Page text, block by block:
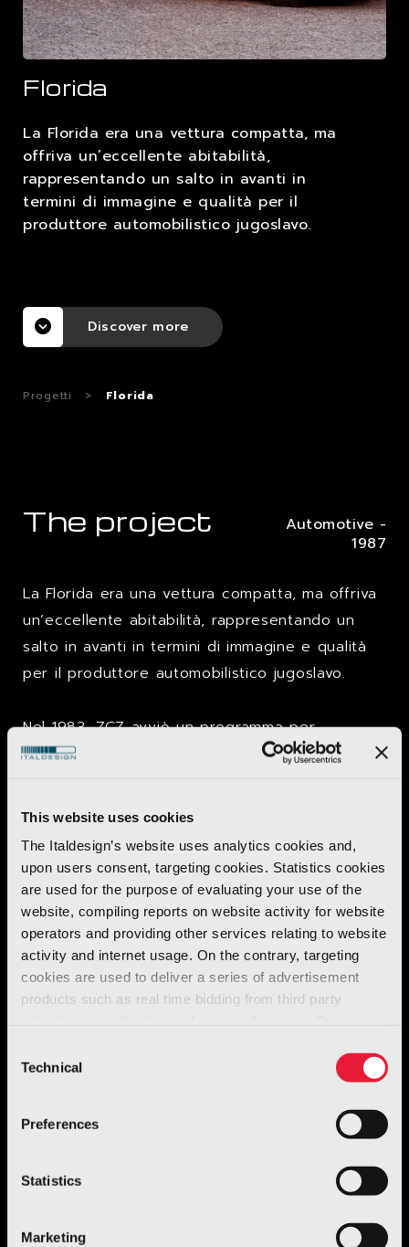
This website uses cookies
The Italdesign’s website uses analytics cookies and,
upon users consent, targeting cookies. Statistics cookies
are used for the purpose of evaluating your use of the
website, compiling reports on website activity for website
operators and providing other services relating to website
activity and internet usage. On the contrary, targeting
cookies are used to deliver a series of advertisement
products such as real time bidding from third party
Selection
Technical
Preferences
Statistics
Marketing
LAVORA CON NOI
Florida
La Florida era una vettura compatta, ma
offriva un’eccellente abitabilità,
rappresentando un salto in avanti in
termini di immagine e qualità per il
produttore automobilistico jugoslavo.
Discover more
Progetti > Florida
The project
Automotive -
1987
La Florida era una vettura compatta, ma offriva
un’eccellente abitabilità, rappresentando un
salto in avanti in termini di immagine e qualità
per il produttore automobilistico jugoslavo.
Nel 1983, ZCZ avviò un programma per
introdurre il successore della
Yugo, il mini
sulla piattaforma e meccanica della
Italdesignè stato coinvolto neldesign , nella
pianificazione, nel prototipaggioe nello
sviluppodel nuovo mini jugoslavo.
Una berlina a cinque porte nella stessa
categoria della Ritmo/Golf, la Florida offriva una
(0,279), senza contare le nuove caratteristiche
attraenti che erano sconosciute nei mercati